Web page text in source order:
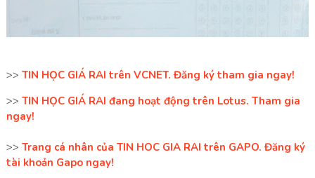
>> TIN HỌC GIÁ RAI trên VCNET. Đăng ký tham gia ngay!
>> TIN HỌC GIÁ RAI đang hoạt động trên Lotus. Tham gia
ngay!
>> Trang cá nhân của TIN HOC GIA RAI trên GAPO. Đăng ký
tài khoản Gapo ngay!